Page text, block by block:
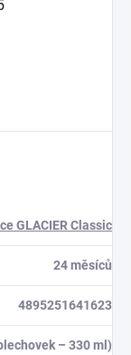
GLACIER Classic
24 měsíců
4895251641623
– 330 ml)